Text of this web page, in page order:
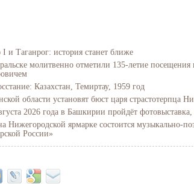
I и Таганрог: история станет ближе
молитвенно отметили 135-летие посещения
Казахстан, Темиртау, 1959 год
области установят бюст царя страстотерпца
2026 года в Башкирии пройдёт
Нижегородской ярмарке состоится музыкально-
России»